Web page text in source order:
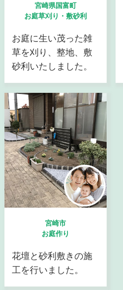
宮崎県国富町
お庭草刈り・敷砂利
お庭に生い茂った雑
草を刈り、整地、敷
砂利いたしました。
宮崎市
お庭作り
花壇と砂利敷きの施
工を行いました。